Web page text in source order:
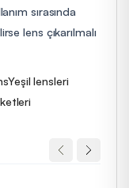
sırasında
lens çıkarılmalı
Yeşil lensleri